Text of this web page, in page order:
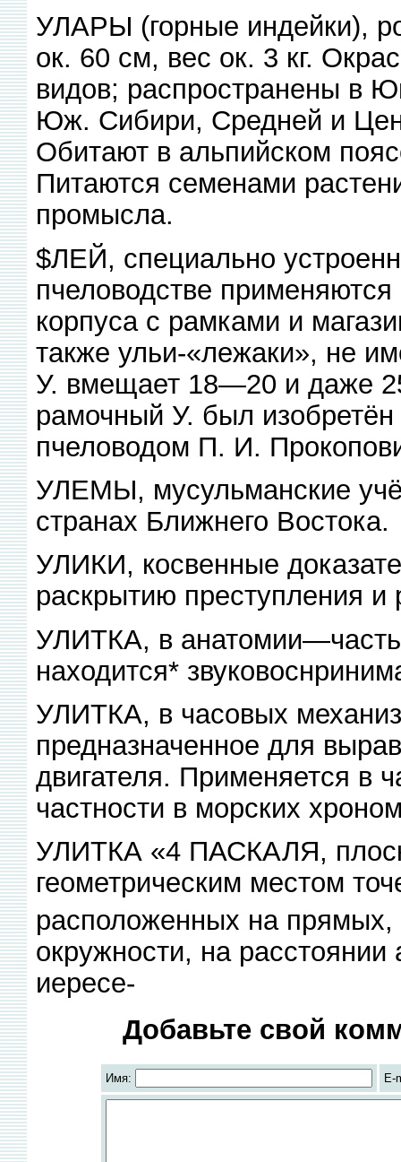
УЛАРЫ (горные индейки),
ок. 60 см, вес ок. 3 кг.
видов; распространены в
Юж. Сибири, Средней и
Обитают в альпийском
Питаются семенами
промысла.
$ЛЕЙ, специально
пчеловодстве
корпуса с рамками и
также ульи-«лежаки», не
У. вмещает 18—20 и даже
рамочный У. был
пчеловодом П. И.
УЛЕМЫ, мусульманские
странах Ближнего Востока.
УЛИКИ, косвенные
раскрытию преступления и
УЛИТКА, в анатомии—часть
находится*
УЛИТКА, в часовых
предназначенное для
двигателя. Применяется в
частности в морских
УЛИТКА «4 ПАСКАЛЯ,
геометрическим местом
расположенных на
окружности, на
иересе-
Добавьте свой
Имя: E-